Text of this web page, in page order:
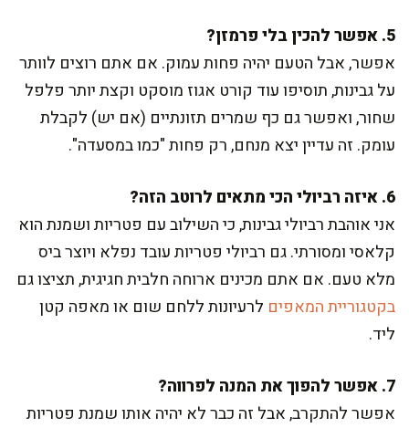
5. אפשר להכין בלי פרמזן?
אפשר, אבל הטעם יהיה פחות עמוק. אם אתם רוצים לוותר
על גבינות, תוסיפו עוד קורט אגוז מוסקט וקצת יותר פלפל
שחור, ואפשר גם כף שמרים תזונתיים (אם יש) לקבלת
עומק. זה עדיין יצא מנחם, רק פחות "כמו במסעדה".
6. איזה רביולי הכי מתאים לרוטב הזה?
אני אוהבת רביולי גבינות, כי השילוב עם פטריות ושמנת הוא
קלאסי ומסורתי. גם רביולי פטריות עובד נפלא ויוצר ביס
מלא טעם. אם אתם מכינים ארוחה חלבית חגיגית, תציצו גם
בקטגוריית המאפים לרעיונות ללחם שום או מאפה קטן
ליד.
7. אפשר להפוך את המנה לפרווה?
אפשר להתקרב, אבל זה כבר לא יהיה אותו שמנת פטריות